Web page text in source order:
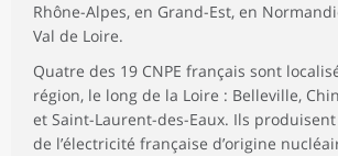
Rhône-Alpes, en Grand-Est, en
Val de Loire.
Quatre des 19 CNPE français sont
région, le long de la Loire : Belleville,
et Saint-Laurent-des-Eaux. Ils
de l’électricité française d’origine